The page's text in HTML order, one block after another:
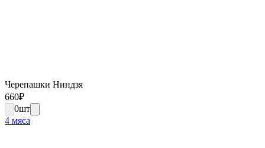
Черепашки Ниндзя
660₽
0шт
4 мяса